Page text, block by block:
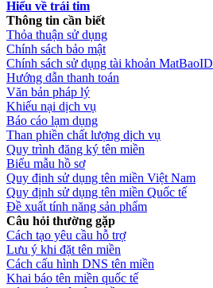
Hiểu về trái tim
Thông tin cần biết
Thỏa thuận sử dụng
Chính sách bảo mật
Chính sách sử dụng tài khoản MatBaoID
Hướng dẫn thanh toán
Văn bản pháp lý
Khiếu nại dịch vụ
Báo cáo lạm dụng
Than phiền chất lượng dịch vụ
Quy trình đăng ký tên miền
Biểu mẫu hồ sơ
Quy định sử dụng tên miền Việt Nam
Quy định sử dụng tên miền Quốc tế
Đề xuất tính năng sản phẩm
Câu hỏi thường gặp
Cách tạo yêu cầu hỗ trợ
Lưu ý khi đặt tên miền
Cách cấu hình DNS tên miền
Khai báo tên miền quốc tế